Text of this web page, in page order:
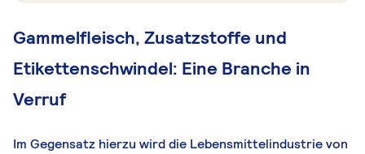
Gammelfleisch, Zusatzstoffe und
Etikettenschwindel: Eine Branche in
Verruf
Im Gegensatz hierzu wird die Lebensmittelindustrie von